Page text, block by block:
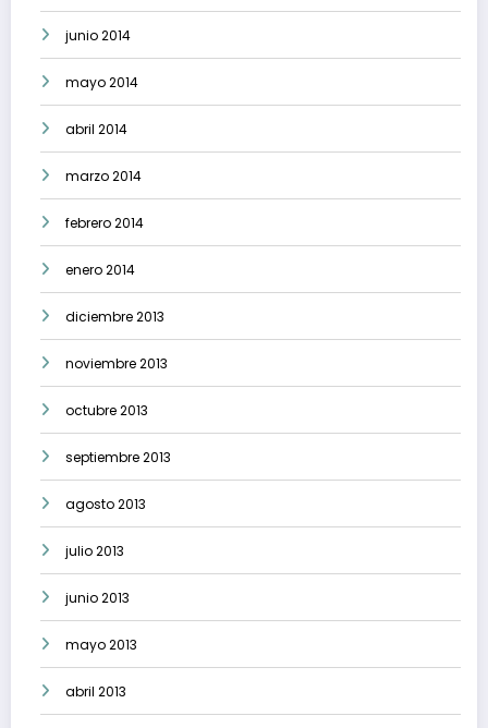
junio 2014
mayo 2014
abril 2014
marzo 2014
febrero 2014
enero 2014
diciembre 2013
noviembre 2013
octubre 2013
septiembre 2013
agosto 2013
julio 2013
junio 2013
mayo 2013
abril 2013